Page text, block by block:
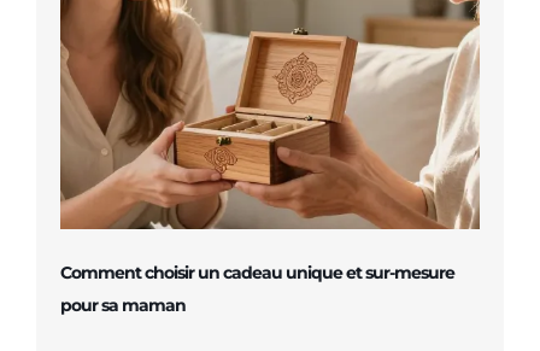
Comment choisir un cadeau unique et sur-mesure
pour sa maman